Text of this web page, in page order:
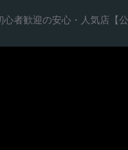
者歓迎の安心・人気店【公